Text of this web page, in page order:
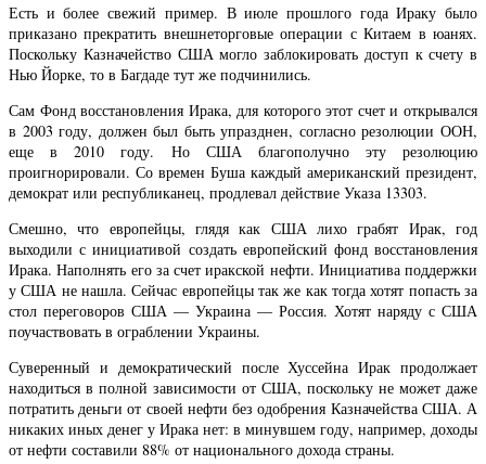
Есть и более свежий пример. В июле прошлого года Ираку было
приказано прекратить внешнеторговые операции с Китаем в юанях.
Поскольку Казначейство США могло заблокировать доступ к счету в
Нью Йорке, то в Багдаде тут же подчинились.
Сам Фонд восстановления Ирака, для которого этот счет и открывался
в 2003 году, должен был быть упразднен, согласно резолюции ООН,
еще в 2010 году. Но США благополучно эту резолюцию
проигнорировали. Со времен Буша каждый американский президент,
демократ или республиканец, продлевал действие Указа 13303.
Смешно, что европейцы, глядя как США лихо грабят Ирак, год
выходили с инициативой создать европейский фонд восстановления
Ирака. Наполнять его за счет иракской нефти. Инициатива поддержки
у США не нашла. Сейчас европейцы так же как тогда хотят попасть за
стол переговоров США — Украина — Россия. Хотят наряду с США
поучаствовать в ограблении Украины.
Суверенный и демократический после Хуссейна Ирак продолжает
находиться в полной зависимости от США, поскольку не может даже
потратить деньги от своей нефти без одобрения Казначейства США. А
никаких иных денег у Ирака нет: в минувшем году, например, доходы
от нефти составили 88% от национального дохода страны.